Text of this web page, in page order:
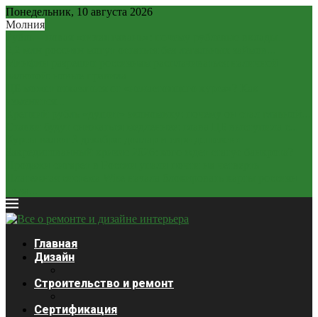
Понедельник, 10 августа 2026
Молния
Главная
Дизайн
Строительство и ремонт
Сертификация